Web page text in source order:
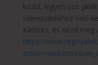
közül, legyen szó
szerepjátékhoz való
Kattints, és nézd meg
https://